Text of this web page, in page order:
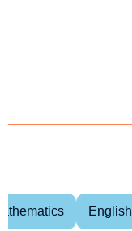
English